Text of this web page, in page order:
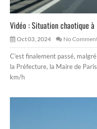
Vidéo : Situation chaotique à
Oct 03, 2024 No
C’est finalement passé,
la Préfecture, la Maire de
km/h